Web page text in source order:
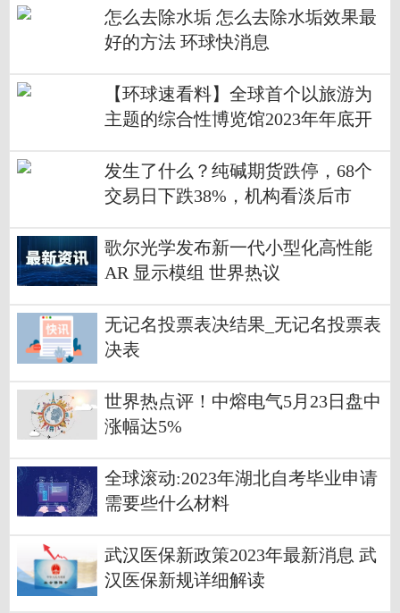
怎么去除水垢 怎么去除水垢效果最
好的方法 环球快消息
【环球速看料】全球首个以旅游为
主题的综合性博览馆2023年年底开
发生了什么？纯碱期货跌停，68个
交易日下跌38%，机构看淡后市
歌尔光学发布新一代小型化高性能
AR 显示模组 世界热议
无记名投票表决结果_无记名投票表
决表
世界热点评！中熔电气5月23日盘中
涨幅达5%
全球滚动:2023年湖北自考毕业申请
需要些什么材料
武汉医保新政策2023年最新消息 武
汉医保新规详细解读